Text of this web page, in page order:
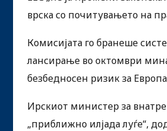
врска со почитувањето на
Комисијата го бранеше
лансирање во октомври
безбедносен ризик за
Ирскиот министер за
„приближно илјада луѓе“,